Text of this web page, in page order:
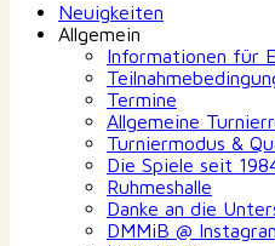
Neuigkeiten
Allgemein
Informationen für
Termine
Allgemeine
Turniermodus &
Die Spiele seit
Ruhmeshalle
Danke an die
DMMiB @